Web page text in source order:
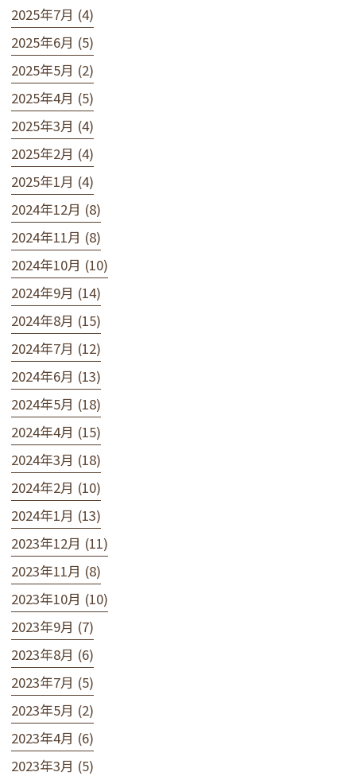
2025年7月 (4)
2025年6月 (5)
2025年5月 (2)
2025年4月 (5)
2025年3月 (4)
2025年2月 (4)
2025年1月 (4)
2024年12月 (8)
2024年11月 (8)
2024年10月 (10)
2024年9月 (14)
2024年8月 (15)
2024年7月 (12)
2024年6月 (13)
2024年5月 (18)
2024年4月 (15)
2024年3月 (18)
2024年2月 (10)
2024年1月 (13)
2023年12月 (11)
2023年11月 (8)
2023年10月 (10)
2023年9月 (7)
2023年8月 (6)
2023年7月 (5)
2023年5月 (2)
2023年4月 (6)
2023年3月 (5)